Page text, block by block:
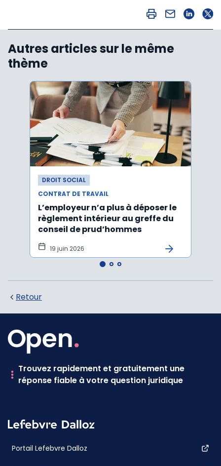
Autres articles sur le même
thème
DROIT SOCIAL
CONTRAT DE TRAVAIL
L’employeur n’a plus à déposer le
règlement intérieur au greffe du
conseil de prud’hommes
19 juin 2026
Retour
Trouvez rapidement et gratuitement une
réponse fiable à votre question juridique
Portail Lefebvre Dalloz